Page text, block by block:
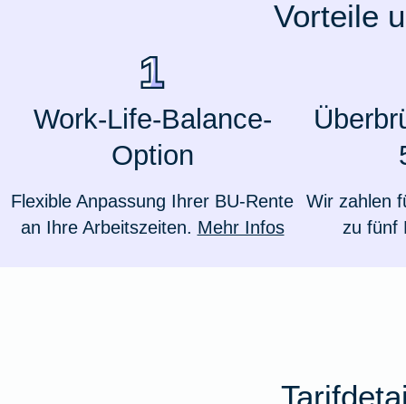
Valorenversicherung
Zur Produktübersicht
Vorteile
Work-Life-Balance-
Option
Flexible Anpassung Ihrer BU-Rente
an Ihre Arbeitszeiten. Mehr Infos
Wir zahlen
zu fünf